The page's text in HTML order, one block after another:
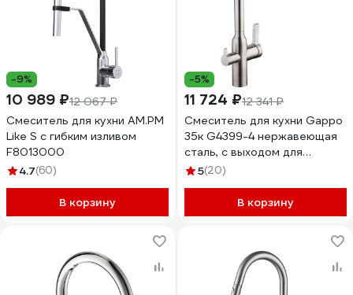
-9%
10 989 ₽12 067 ₽
Смеситель для кухни AM.PM
Like S с гибким изливом
F8013000
4.7(60)
В корзину
-5%
11 724 ₽12 341 ₽
Смеситель для кухни Gappo
35к G4399-4 нержавеющая
сталь, с выходом для
питьевого фильтра 547650
5(20)
В корзину